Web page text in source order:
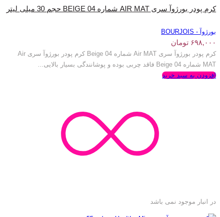
کرم پودر بورژ‌وآ سری AIR MAT شماره BEIGE 04 حجم 30 میلی لیتر
بورژوآ - BOURJOIS
۶۹۸,۰۰۰ تومان
کرم پودر بورژ‌وآ سری Air MAT شماره Beige 04 کرم پودر بورژ‌وآ سری Air
MAT شماره Beige 04 فاقد چربی بوده و پوشانندگی بسیار بالایی...
افزودن به سبد خرید
در انبار موجود نمی باشد